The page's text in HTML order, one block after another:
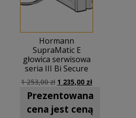
Hormann
SupraMatic E
głowica serwisowa
seria III Bi Secure
1 253,00zł Pierwotna
cena
wynosiła:
1
1 235,00 złAktualna
wynosi:
1
Prezentowana
cena jest ceną